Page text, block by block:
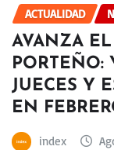
ACTUALIDAD
AVANZA
PORTEÑO:
JUECES Y
EN
index